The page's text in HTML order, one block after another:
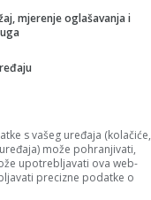
uslovima,
mjerenje oglašavanja i
s vašeg uređaja (kolačiće,
može pohranjivati,
upotrebljavati ova web-
precizne podatke o